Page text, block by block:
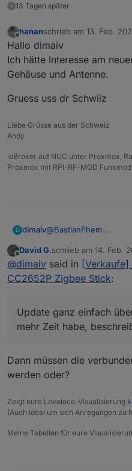
13 Tagen später
Offline
hananschrieb am 13. Feb.
zuletzt editiert von
Hallo dimaiv
Ich hätte Interesse am
Gehäuse und Antenne.
Gruess uss dr Schwiiz
Liebe Grüsse aus der Schweiz
Andy
ioBroker auf NUC unter Proxmox,
Proxmox mit RPI-RF-MOD
D dimaiv@BastianFhem
Update ganz einfach
Online
David G.schrieb am 14. Feb.
zuletzt editiert von
@dimaiv said in [Verkaufe]
CC2652P Zigbee Stick:
Update ganz einfach
mehr Zeit habe,
Dann müssen die
werden oder?
Zeigt eure Lovelace-Visualisierung
(Auch ideal um sich Anregungen zu
Meine Tabellen für eure